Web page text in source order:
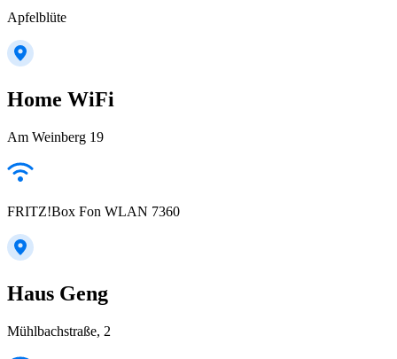
Apfelblüte
Home WiFi
Am Weinberg 19
FRITZ!Box Fon WLAN 7360
Haus Geng
Mühlbachstraße, 2